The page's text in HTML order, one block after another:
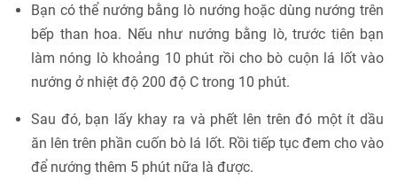
Bạn có thể nướng bằng lò nướng hoặc dùng nướng trên
bếp than hoa. Nếu như nướng bằng lò, trước tiên bạn
làm nóng lò khoảng 10 phút rồi cho bò cuộn lá lốt vào
nướng ở nhiệt độ 200 độ C trong 10 phút.
Sau đó, bạn lấy khay ra và phết lên trên đó một ít dầu
ăn lên trên phần cuốn bò lá lốt. Rồi tiếp tục đem cho vào
để nướng thêm 5 phút nữa là được.